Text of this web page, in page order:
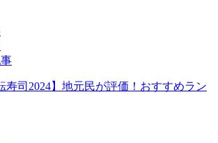
寿司2024】地元民が評価！おすすめラン